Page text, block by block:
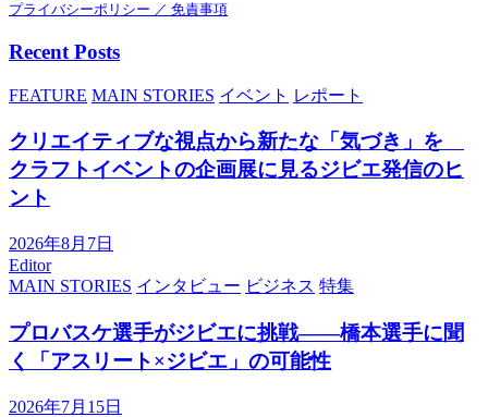
プライバシーポリシー ／ 免責事項
Recent Posts
FEATURE MAIN STORIES イベント レポート
クリエイティブな視点から新たな「気づき」を
クラフトイベントの企画展に見るジビエ発信のヒ
ント
2026年8月7日
Editor
MAIN STORIES インタビュー ビジネス 特集
プロバスケ選手がジビエに挑戦――橋本選手に聞
く「アスリート×ジビエ」の可能性
2026年7月15日